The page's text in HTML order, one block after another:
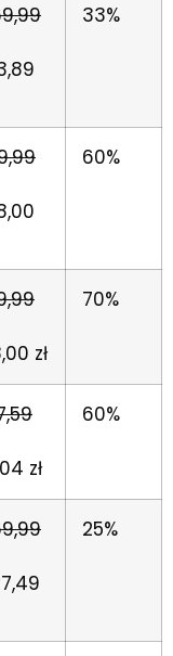
33%
60%
zł
70%
zł
60%
25%